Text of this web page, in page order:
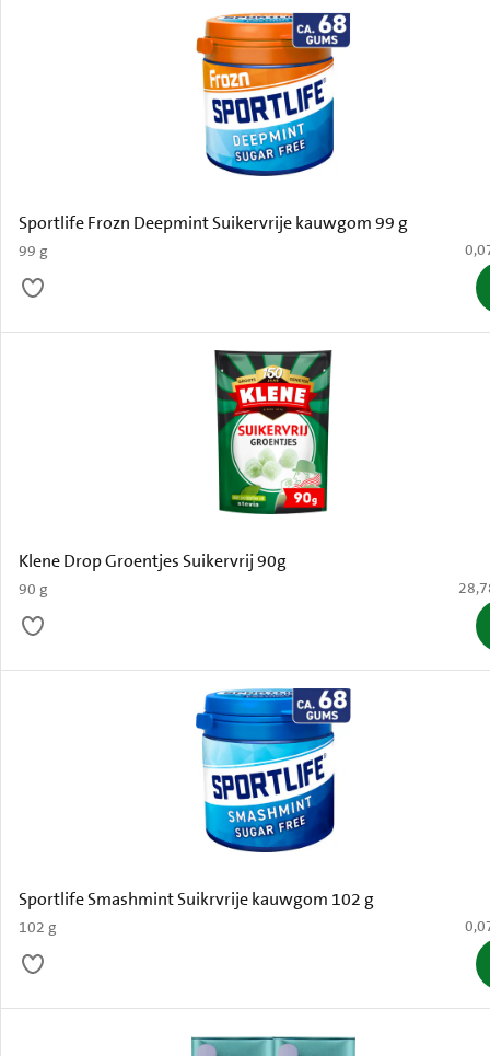
Sportlife Frozn Deepmint Suikervrije kauwgom 99 g
99 g €
Klene Drop Groentjes Suikervrij 90g
90 g €
Sportlife Smashmint Suikrvrije kauwgom 102 g
102 g €